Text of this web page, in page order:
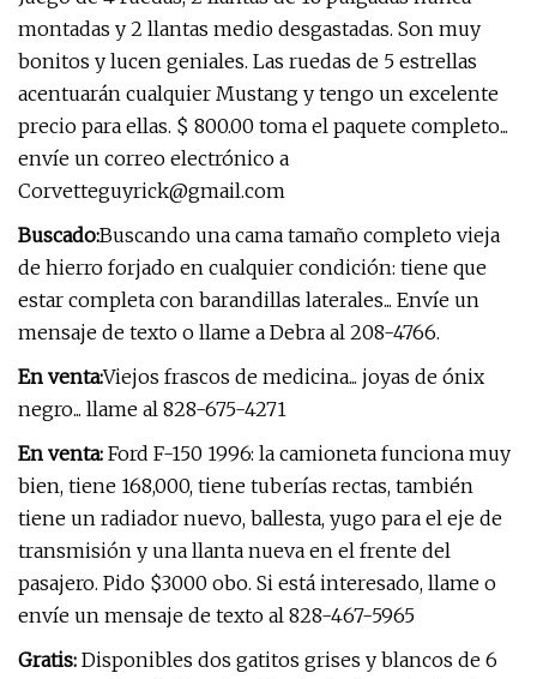
montadas y 2 llantas medio desgastadas. Son muy
bonitos y lucen geniales. Las ruedas de 5 estrellas
acentuarán cualquier Mustang y tengo un excelente
precio para ellas. $ 800.00 toma el paquete completo...
envíe un correo electrónico a
Corvetteguyrick@gmail.com
Buscado:Buscando una cama tamaño completo vieja
de hierro forjado en cualquier condición: tiene que
estar completa con barandillas laterales... Envíe un
mensaje de texto o llame a Debra al 208-4766.
En venta:Viejos frascos de medicina... joyas de ónix
negro... llame al 828-675-4271
En venta: Ford F-150 1996: la camioneta funciona muy
bien, tiene 168,000, tiene tuberías rectas, también
tiene un radiador nuevo, ballesta, yugo para el eje de
transmisión y una llanta nueva en el frente del
pasajero. Pido $3000 obo. Si está interesado, llame o
envíe un mensaje de texto al 828-467-5965
Gratis: Disponibles dos gatitos grises y blancos de 6